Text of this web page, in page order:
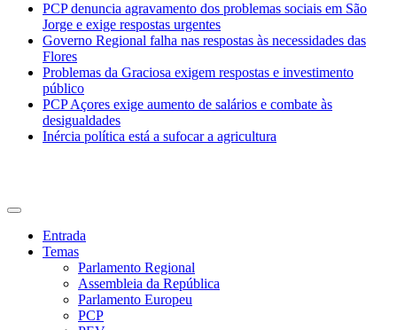
PCP denuncia agravamento dos problemas sociais em São
Jorge e exige respostas urgentes
Governo Regional falha nas respostas às necessidades das
Flores
Problemas da Graciosa exigem respostas e investimento
público
PCP Açores exige aumento de salários e combate às
desigualdades
Inércia política está a sufocar a agricultura
Entrada
Temas
Parlamento Regional
Assembleia da República
Parlamento Europeu
PCP